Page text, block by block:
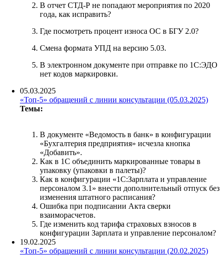
В отчет СТД-Р не попадают мероприятия по 2020
года, как исправить?
Где посмотреть процент износа ОС в БГУ 2.0?
Смена формата УПД на версию 5.03.
В электронном документе при отправке по 1С:ЭДО
нет кодов маркировки.
05.03.2025
«Топ-5» обращений с линии консультации (05.03.2025)
Темы:
В документе «Ведомость в банк» в конфигурации
«Бухгалтерия предприятия» исчезла кнопка
«Добавить».
Как в 1С объединить маркированные товары в
упаковку (упаковки в палеты)?
Как в конфигурации «1С:Зарплата и управление
персоналом 3.1» внести дополнительный отпуск без
изменения штатного расписания?
Ошибка при подписании Акта сверки
взаиморасчетов.
Где изменить код тарифа страховых взносов в
конфигурации Зарплата и управление персоналом?
19.02.2025
«Топ-5» обращений с линии консультации (20.02.2025)